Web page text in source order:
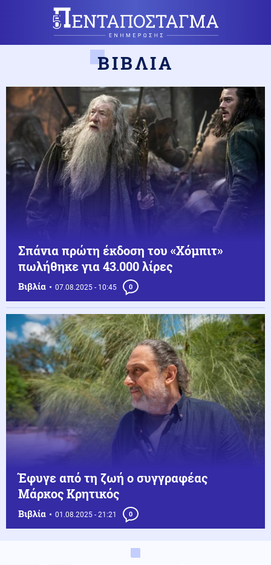
ΒΙΒΛΙΑ
Βιβλία 07.08.2025 - 10:45 0
Σπάνια πρώτη έκδοση του «Χόμπιτ»
πωλήθηκε για 43.000 λίρες
Βιβλία 01.08.2025 - 21:21 0
Έφυγε από τη ζωή ο συγγραφέας
Μάρκος Κρητικός